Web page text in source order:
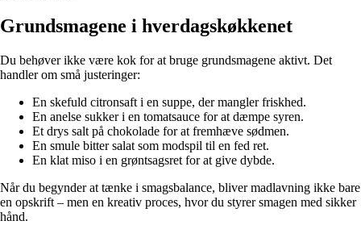
Grundsmagene i hverdagskøkkenet
Du behøver ikke være kok for at bruge grundsmagene aktivt. Det
handler om små justeringer:
En skefuld citronsaft i en suppe, der mangler friskhed.
En anelse sukker i en tomatsauce for at dæmpe syren.
Et drys salt på chokolade for at fremhæve sødmen.
En smule bitter salat som modspil til en fed ret.
En klat miso i en grøntsagsret for at give dybde.
Når du begynder at tænke i smagsbalance, bliver madlavning ikke bare
en opskrift – men en kreativ proces, hvor du styrer smagen med sikker
hånd.